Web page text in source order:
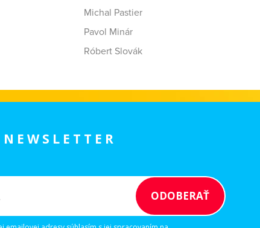
Michal Pastier
Pavol Minár
Róbert Slovák
NEWSLETTER